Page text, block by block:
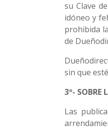
su Clave
idóneo y
prohibida
de
sin que
3º- SOBRE
Las